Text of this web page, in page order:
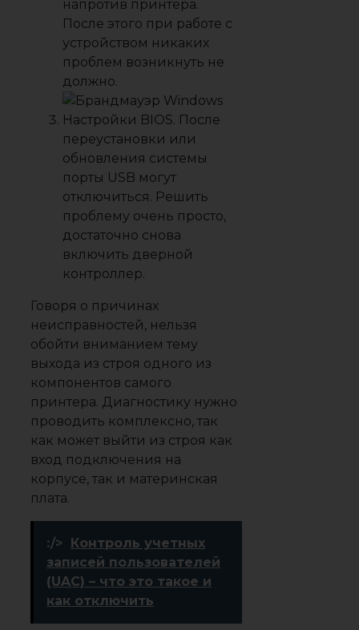
напротив принтера.
После этого при работе с
устройством никаких
проблем возникнуть не
должно.
Настройки BIOS. После
переустановки или
обновления системы
порты USB могут
отключиться. Решить
проблему очень просто,
достаточно снова
включить дверной
контроллер.
Говоря о причинах
неисправностей, нельзя
обойти вниманием тему
выхода из строя одного из
компонентов самого
принтера. Диагностику нужно
проводить комплексно, так
как может выйти из строя как
вход подключения на
корпусе, так и материнская
плата.
:/>
Контроль учетных
записей пользователей
(UAC) – что это такое и
как отключить